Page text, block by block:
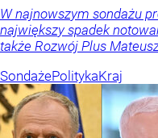
W najnowszym sondażu
największy spadek
także Rozwój Plus
SondażePolitykaKraj